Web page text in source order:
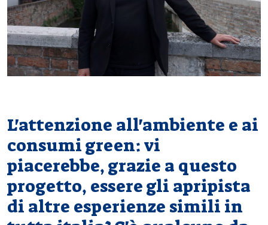
L'attenzione all'ambiente e ai
consumi green: vi
piacerebbe, grazie a questo
progetto, essere gli apripista
di altre esperienze simili in